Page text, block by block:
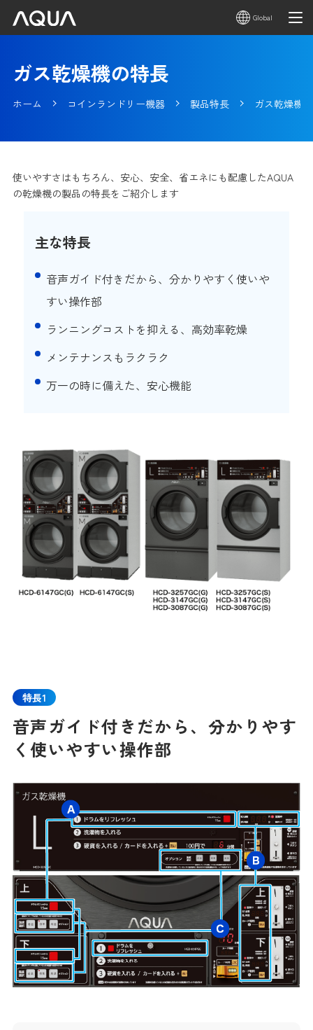
Global
ガス乾燥機の特長
ホーム コインランドリー機器 製品特長 ガス乾燥機
使いやすさはもちろん、安心、安全、省エネにも配慮したAQUA
の乾燥機の製品の特長をご紹介します
主な特長
音声ガイド付きだから、分かりやすく使いや
すい操作部
ランニングコストを抑える、高効率乾燥
メンテナンスもラクラク
万一の時に備えた、安心機能
特長1
音声ガイド付きだから、分かりやす
く使いやすい操作部